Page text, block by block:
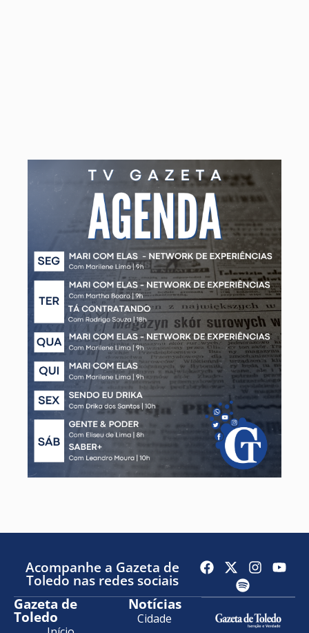
Acompanhe a Gazeta de
Toledo nas redes sociais
Gazeta de
Toledo
Notícias
Cidade